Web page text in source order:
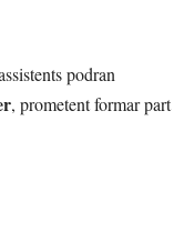
podran
, prometent formar part